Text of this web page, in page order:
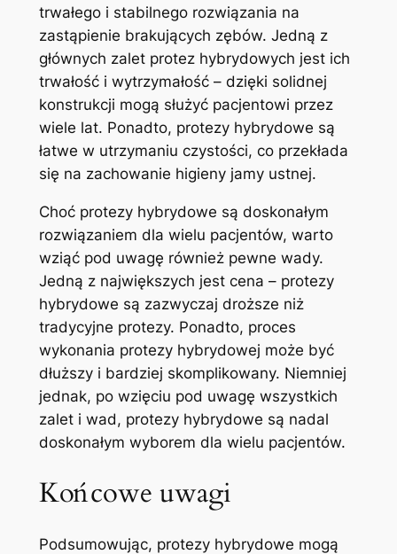
trwałego i stabilnego rozwiązania na
‍zastąpienie brakujących zębów. Jedną z
głównych zalet protez hybrydowych jest ich
trwałość i ⁤wytrzymałość – dzięki solidnej
konstrukcji mogą służyć pacjentowi przez
wiele lat. Ponadto, protezy ⁤hybrydowe są
łatwe w‍ utrzymaniu czystości, co przekłada
się ‍na zachowanie ⁤higieny jamy ustnej.
Choć protezy hybrydowe są doskonałym
rozwiązaniem dla wielu pacjentów, warto
wziąć pod uwagę ⁣również pewne wady.
Jedną⁤ z największych jest cena – ‌protezy
hybrydowe są zazwyczaj droższe niż
tradycyjne protezy. Ponadto, proces
wykonania protezy ‌hybrydowej może być
dłuższy i bardziej skomplikowany. Niemniej
jednak, po⁢ wzięciu pod​ uwagę wszystkich
zalet⁤ i wad, protezy ⁢hybrydowe są nadal
doskonałym wyborem dla wielu pacjentów.
Końcowe uwagi
Podsumowując, protezy ⁤hybrydowe⁤ mogą